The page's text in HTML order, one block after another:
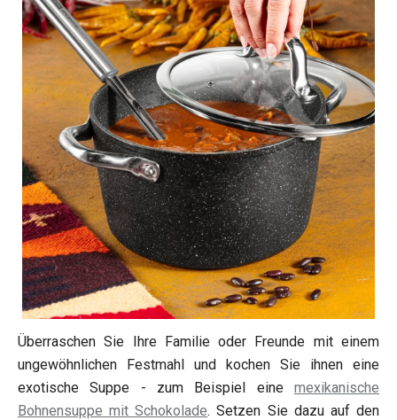
Überraschen Sie Ihre Familie oder Freunde mit einem
ungewöhnlichen Festmahl und kochen Sie ihnen eine
exotische Suppe - zum Beispiel eine mexikanische
Bohnensuppe mit Schokolade. Setzen Sie dazu auf den